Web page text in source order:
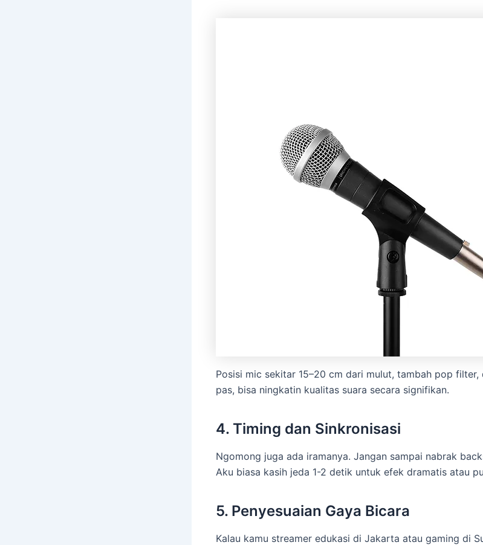
Posisi mic sekitar 15–20 cm dari mulut, tambah pop
pas, bisa ningkatin kualitas suara secara signifikan.
4. Timing dan Sinkronisasi
Ngomong juga ada iramanya. Jangan sampai nabrak
Aku biasa kasih jeda 1-2 detik untuk efek dramatis atau
5. Penyesuaian Gaya Bicara
Kalau kamu streamer edukasi di Jakarta atau gaming di